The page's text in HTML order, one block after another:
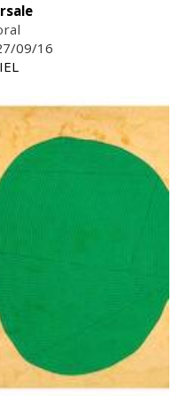
09/16